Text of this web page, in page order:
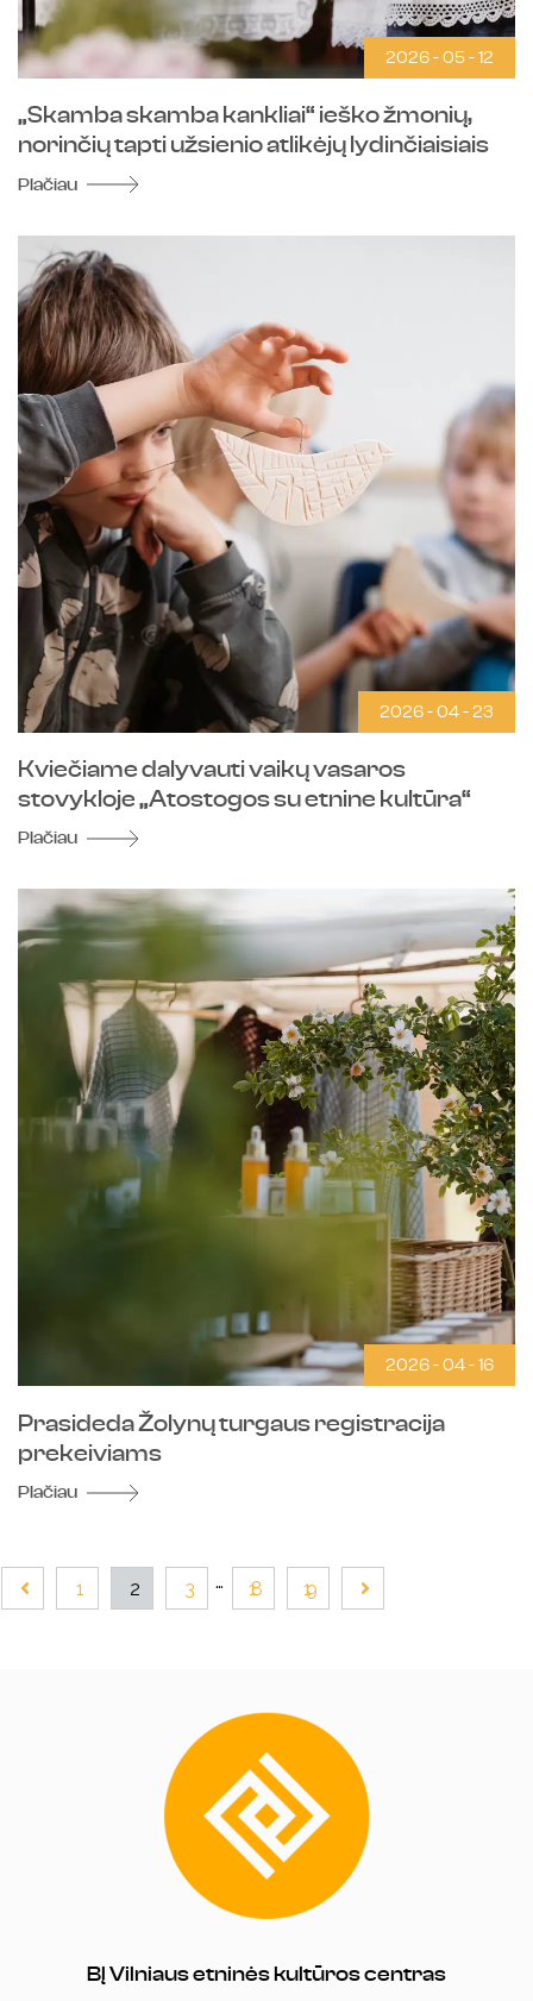
2026 - 05 - 12
„Skamba skamba kankliai“ ieško žmonių,
norinčių tapti užsienio atlikėjų lydinčiaisiais
Plačiau
2026 - 04 - 23
Kviečiame dalyvauti vaikų vasaros
stovykloje „Atostogos su etnine kultūra“
Plačiau
2026 - 04 - 16
Prasideda Žolynų turgaus registracija
prekeiviams
Plačiau
1 2 3 18 19
BĮ Vilniaus etninės kultūros centras